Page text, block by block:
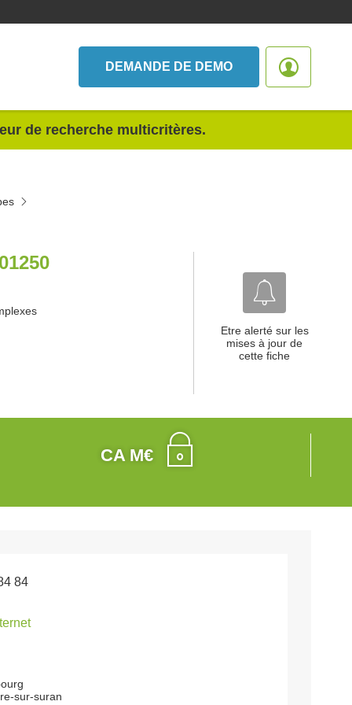
DEMANDE DE DEMO
de recherche multicritères.
Etre alerté sur les
mises à jour de
cette fiche
CA M€
84
sur-suran